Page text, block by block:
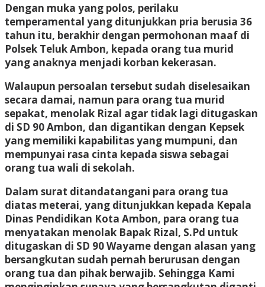
Dengan muka yang polos, perilaku
temperamental yang ditunjukkan pria berusia 36
tahun itu, berakhir dengan permohonan maaf di
Polsek Teluk Ambon, kepada orang tua murid
yang anaknya menjadi korban kekerasan.
Walaupun persoalan tersebut sudah diselesaikan
secara damai, namun para orang tua murid
sepakat, menolak Rizal agar tidak lagi ditugaskan
di SD 90 Ambon, dan digantikan dengan Kepsek
yang memiliki kapabilitas yang mumpuni, dan
mempunyai rasa cinta kepada siswa sebagai
orang tua wali di sekolah.
Dalam surat ditandatangani para orang tua
diatas meterai, yang ditunjukkan kepada Kepala
Dinas Pendidikan Kota Ambon, para orang tua
menyatakan menolak Bapak Rizal, S.Pd untuk
ditugaskan di SD 90 Wayame dengan alasan yang
bersangkutan sudah pernah berurusan dengan
orang tua dan pihak berwajib. Sehingga Kami